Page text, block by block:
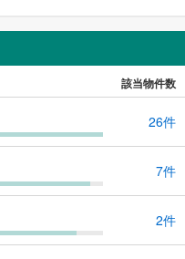
該当物件数
26件
7件
2件